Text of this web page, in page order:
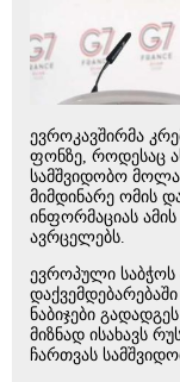
ევროკავშირმა
ფონზე, როდესაც
სამშვიდობო
მიმდინარე ომის
ინფორმაციას ამის
ავრცელებს.
ევროპული საბჭოს
ნაბიჯები
მიზნად ისახავს
ჩართვას